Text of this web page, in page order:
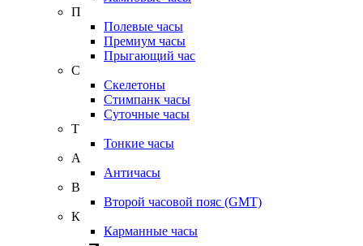
П
Полевые часы
Премиум часы
Прыгающий час
С
Скелетоны
Стимпанк часы
Суточные часы
Т
Тонкие часы
А
Античасы
В
Второй часовой пояс (GMT)
К
Карманные часы